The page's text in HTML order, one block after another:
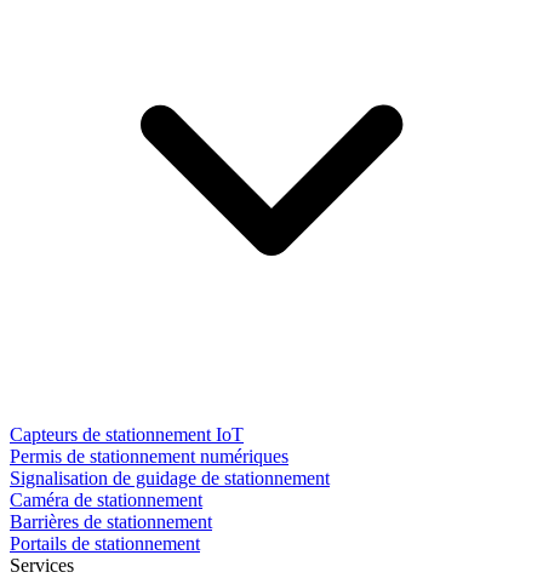
Capteurs de stationnement IoT
Permis de stationnement numériques
Signalisation de guidage de stationnement
Caméra de stationnement
Barrières de stationnement
Portails de stationnement
Services